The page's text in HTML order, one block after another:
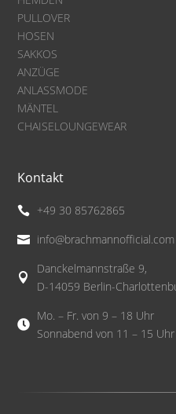
PULLOVER
HOSEN
SAKKOS
ANZÜGE
ANLASSMODE
MÄNTEL
CHAISELOUNGEWEAR
Kontakt
 +49 30 85762865
 info@brachmannofficial.com

Danckelmannstraße 9,
D-14059 Berlin-

Mo. – Fr. von 9 – 18 Uhr
Sonnabend von 11 – 15 Uhr